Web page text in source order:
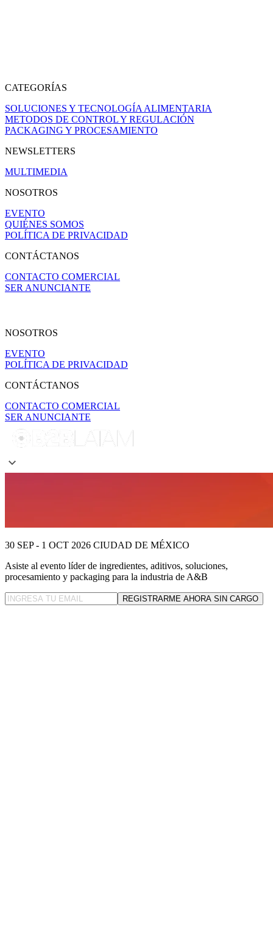
CATEGORÍAS
SOLUCIONES Y TECNOLOGÍA ALIMENTARIA
METODOS DE CONTROL Y REGULACIÓN
PACKAGING Y PROCESAMIENTO
NEWSLETTERS
MULTIMEDIA
NOSOTROS
EVENTO
QUIÉNES SOMOS
POLÍTICA DE PRIVACIDAD
CONTÁCTANOS
CONTACTO COMERCIAL
SER ANUNCIANTE
NOSOTROS
EVENTO
POLÍTICA DE PRIVACIDAD
CONTÁCTANOS
CONTACTO COMERCIAL
SER ANUNCIANTE
30 SEP - 1 OCT 2026 CIUDAD DE MÉXICO
Asiste al evento líderde ingredientes, aditivos, soluciones,
procesamiento y packaging para la industria de A&B
REGISTRARME AHORA SIN CARGO